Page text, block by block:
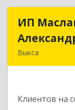
ИП
Выкса
Клиентов на